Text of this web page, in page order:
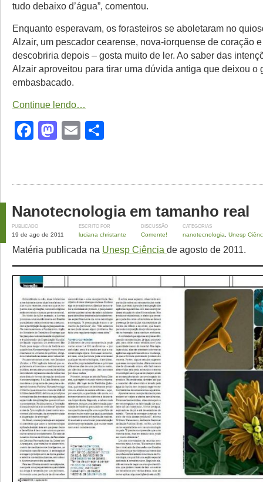
tudo debaixo d’água”, comentou.
Enquanto esperavam, os forasteiros se aboletaram no
Alzair, um pescador cearense, nova-iorquense de coração
descobriria depois – gosta muito de ler. Ao saber das
Alzair aproveitou para tirar uma dúvida antiga que deixou o
embasbacado.
Continue lendo…
Facebook
Mastodon
Email
Nanotecnologia em tamanho real
PUBLICADO
19 de ago de 2011
ESCRITO POR
luciana christante
DISCUSSÃO
Comente!
CATEGORIAS
nanotecnologia Unesp
Matéria publicada na Unesp Ciência de agosto de 2011.